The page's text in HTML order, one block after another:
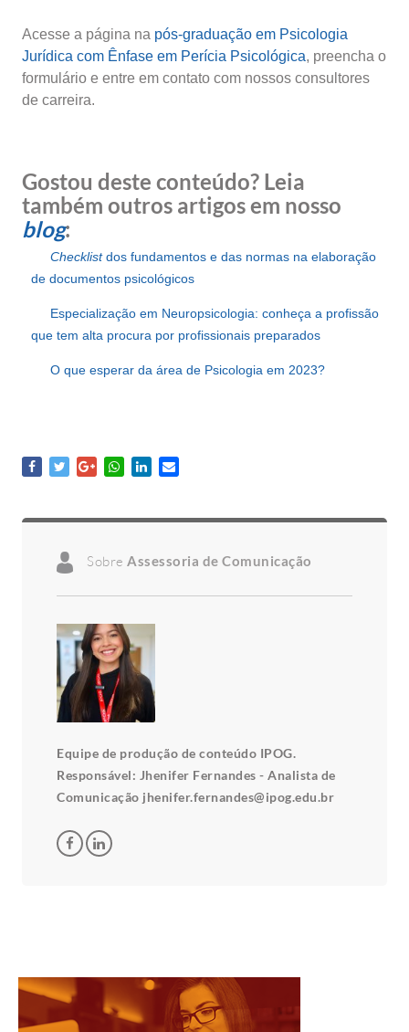
Acesse a página na pós-graduação em Psicologia
Jurídica com Ênfase em Perícia Psicológica, preencha o
formulário e entre em contato com nossos consultores
de carreira.
Gostou deste conteúdo? Leia
também outros artigos em nosso
blog:
Checklistdos fundamentos e das normas na elaboração
de documentos psicológicos
Especialização em Neuropsicologia: conheça a profissão
que tem alta procura por profissionais preparados
O que esperar da área de Psicologia em 2023?
Sobre Assessoria de Comunicação
Equipe de produção de conteúdo IPOG.
Responsável: Jhenifer Fernandes - Analista de
Comunicação jhenifer.fernandes@ipog.edu.br